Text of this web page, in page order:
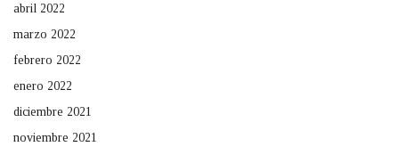
abril 2022
marzo 2022
febrero 2022
enero 2022
diciembre 2021
noviembre 2021